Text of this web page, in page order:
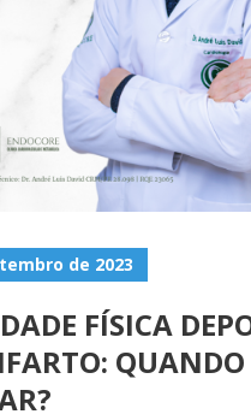
de 2023
FÍSICA
QUANDO